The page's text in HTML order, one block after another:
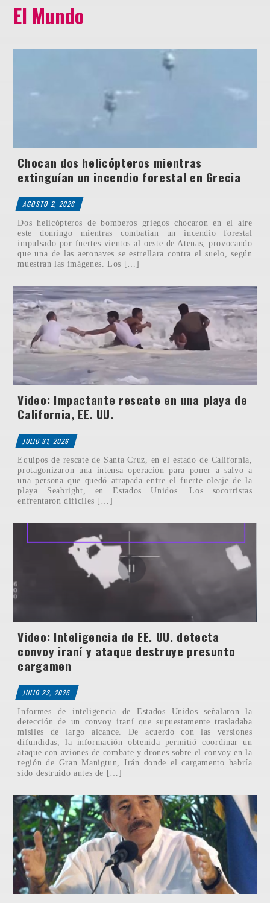
El Mundo
Chocan dos helicópteros mientras
extinguían un incendio forestal en Grecia
AGOSTO 2, 2026
Dos helicópteros de bomberos griegos chocaron en el aire
este domingo mientras combatían un incendio forestal
impulsado por fuertes vientos al oeste de Atenas, provocando
que una de las aeronaves se estrellara contra el suelo, según
muestran las imágenes. Los […]
Video: Impactante rescate en una playa de
California, EE. UU.
JULIO 31, 2026
Equipos de rescate de Santa Cruz, en el estado de California,
protagonizaron una intensa operación para poner a salvo a
una persona que quedó atrapada entre el fuerte oleaje de la
playa Seabright, en Estados Unidos. Los socorristas
enfrentaron difíciles […]
Video: Inteligencia de EE. UU. detecta
convoy iraní y ataque destruye presunto
cargamen
JULIO 22, 2026
Informes de inteligencia de Estados Unidos señalaron la
detección de un convoy iraní que supuestamente trasladaba
misiles de largo alcance. De acuerdo con las versiones
difundidas, la información obtenida permitió coordinar un
ataque con aviones de combate y drones sobre el convoy en la
región de Gran Manigtun, Irán donde el cargamento habría
sido destruido antes de […]